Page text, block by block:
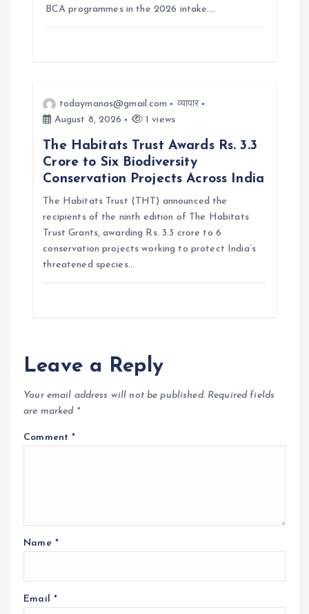
BCA programmes in the 2026 intake.…
todaymanas@gmail.com
व्यापार
August 8, 2026
1 views
The Habitats Trust Awards Rs. 3.3
Crore to Six Biodiversity
Conservation Projects Across India
The Habitats Trust (THT) announced the
recipients of the ninth edition of The Habitats
Trust Grants, awarding Rs. 3.3 crore to 6
conservation projects working to protect India’s
threatened species…
Leave a Reply
Your email address will not be published. Required fields
are marked *
Comment*
Name *
Email *